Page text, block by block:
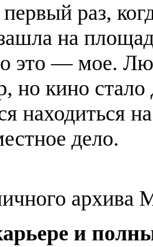
раз,
на
это — мое.
но кино
находиться
дело.
архива
и